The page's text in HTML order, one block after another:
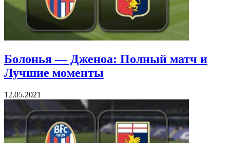
Болонья — Дженоа: Полный матч и
Лучшие моменты
12.05.2021